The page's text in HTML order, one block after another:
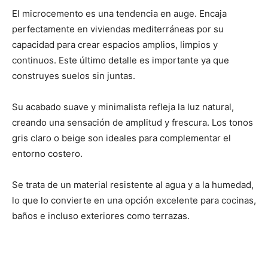
El microcemento es una tendencia en auge. Encaja
perfectamente en viviendas mediterráneas por su
capacidad para crear espacios amplios, limpios y
continuos. Este último detalle es importante ya que
construyes suelos sin juntas.
Su acabado suave y minimalista refleja la luz natural,
creando una sensación de amplitud y frescura. Los tonos
gris claro o beige son ideales para complementar el
entorno costero.
Se trata de un material resistente al agua y a la humedad,
lo que lo convierte en una opción excelente para cocinas,
baños e incluso exteriores como terrazas.